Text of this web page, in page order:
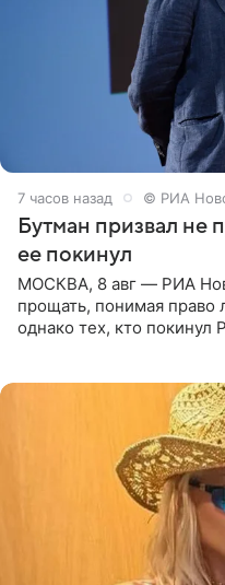
7 часов назад © РИА
Бутман призвал не
ее покинул
МОСКВА, 8 авг — РИА
прощать, понимая право
однако тех, кто покинул